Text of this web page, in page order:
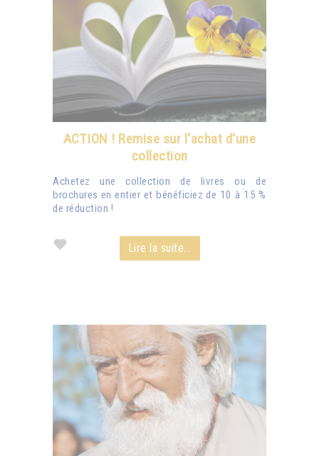
ACTION ! Remise sur l'achat d'une
collection
Achetez une collection de livres ou de
brochures en entier et bénéficiez de 10 à 15 %
de réduction !
Lire la suite...